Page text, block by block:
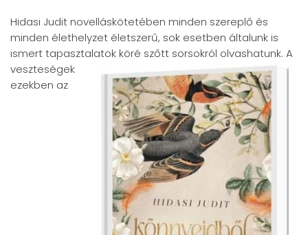
Hidasi Judit novelláskötetében minden szereplő és
minden élethelyzet életszerű, sok esetben általunk is
ismert tapasztalatok köré szőtt sorsokról olvashatunk. A
veszteségek
ezekben az